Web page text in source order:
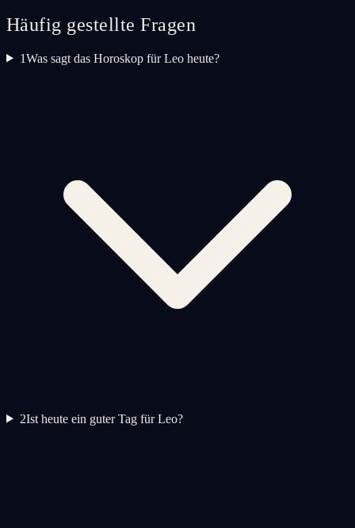
Häufig gestellte Fragen
1Was sagt das Horoskop für Leo heute?
2Ist heute ein guter Tag für Leo?